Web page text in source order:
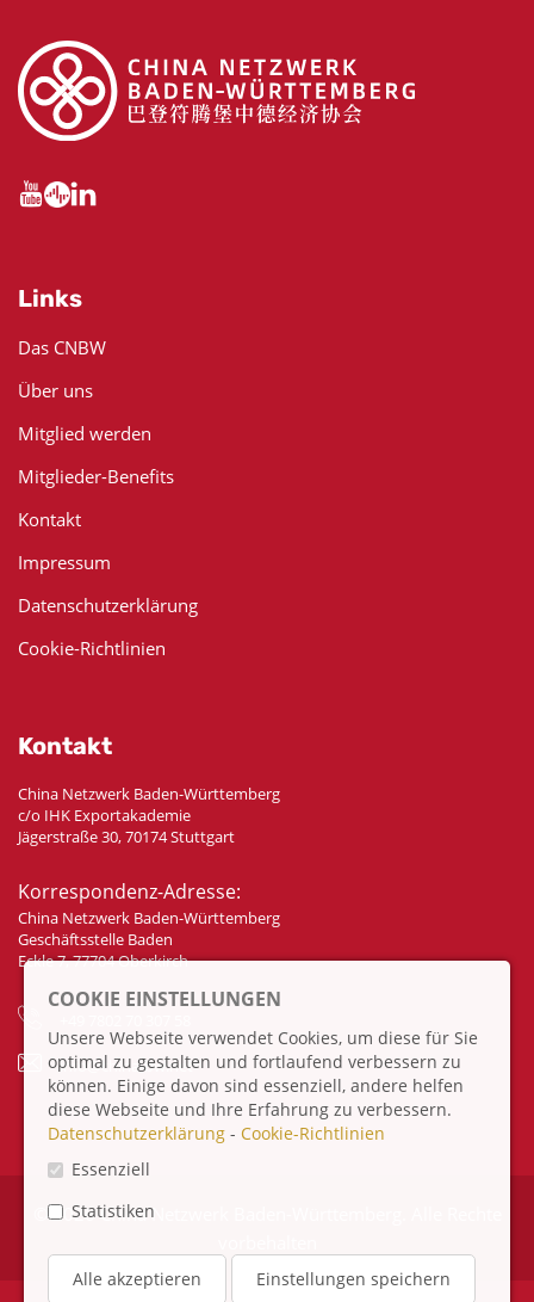
Links
Das CNBW
Über uns
Mitglied werden
Mitglieder-Benefits
Kontakt
Impressum
Datenschutzerklärung
Cookie-Richtlinien
Kontakt
China Netzwerk Baden-Württemberg
c/o IHK Exportakademie
Jägerstraße 30, 70174 Stuttgart
Korrespondenz-Adresse:
China Netzwerk Baden-Württemberg
Geschäftsstelle Baden
Eckle 7, 77704 Oberkirch
info@china-bw.net
© 2026 China Netzwerk Baden-Württemberg. Alle Rechte
COOKIE EINSTELLUNGEN
Unsere Webseite verwendet Cookies, um diese für Sie
optimal zu gestalten und fortlaufend verbessern zu
können. Einige davon sind essenziell, andere helfen
diese Webseite und Ihre Erfahrung zu verbessern.
Datenschutzerklärung - Cookie-Richtlinien
Essenziell
Statistiken
Alle akzeptieren Einstellungen speichern